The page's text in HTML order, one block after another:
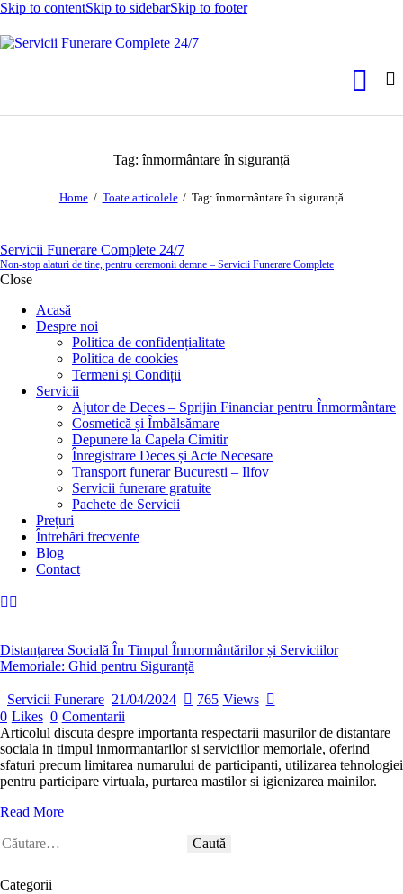
Skip to contentSkip to sidebarSkip to footer
Tag: înmormântare în siguranță
Home Toate articolele Tag: înmormântare în siguranță
Servicii Funerare Complete 24/7
Non-stop alaturi de tine, pentru ceremonii demne – Servicii Funerare Complete
Close
Acasă
Despre noi
Politica de confidențialitate
Politica de cookies
Termeni și Condiții
Servicii
Ajutor de Deces – Sprijin Financiar pentru Înmormântare
Cosmetică și Îmbălsămare
Depunere la Capela Cimitir
Înregistrare Deces și Acte Necesare
Transport funerar Bucuresti – Ilfov
Servicii funerare gratuite
Pachete de Servicii
Prețuri
Întrebări frecvente
Blog
Contact
Distanțarea Socială În Timpul Înmormântărilor și Serviciilor
Memoriale: Ghid pentru Siguranță
Servicii Funerare 21/04/2024 765 Views
0 Likes 0 Comentarii
Articolul discuta despre importanta respectarii masurilor de distantare
sociala in timpul inmormantarilor si serviciilor memoriale, oferind
sfaturi precum limitarea numarului de participanti, utilizarea tehnologiei
pentru participare virtuala, purtarea mastilor si igienizarea mainilor.
Read More
Categorii